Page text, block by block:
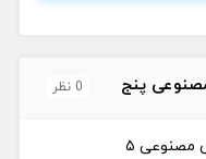
پنج 0 نظر
مصنوعی ۵